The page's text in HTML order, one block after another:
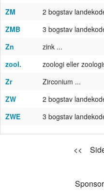
ZM
2 bogstav
ZMB
3 bogstav
Zn
zink ...
zool.
zoologi eller
Zr
Zirconium ...
ZW
2 bogstav
ZWE
3 bogstav
<<